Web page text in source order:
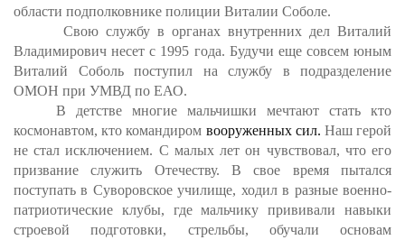
области подполковнике полиции Виталии Соболе.
Свою службу в органах внутренних дел Виталий
Владимирович несет с 1995 года. Будучи еще совсем юным
Виталий Соболь поступил на службу в подразделение
ОМОН при УМВД по ЕАО.
В детстве многие мальчишки мечтают стать кто
космонавтом, кто командиром вооруженных сил. Наш герой
не стал исключением. С малых лет он чувствовал, что его
призвание служить Отечеству. В свое время пытался
поступать в Суворовское училище, ходил в разные военно-
патриотические клубы, где мальчику прививали навыки
строевой подготовки, стрельбы, обучали основам